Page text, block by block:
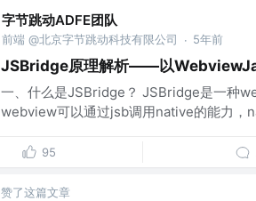
字节跳动ADFE团队
前端 @北京字节跳动科技有限公司 · 5年前
JSBridge原理解析——以
一、什么是JSBridge？ JSBridge是一种
webview可以通过jsb调用native的能力，
95
赞了这篇文章